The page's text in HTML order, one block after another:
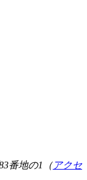
番地の1（ アクセ